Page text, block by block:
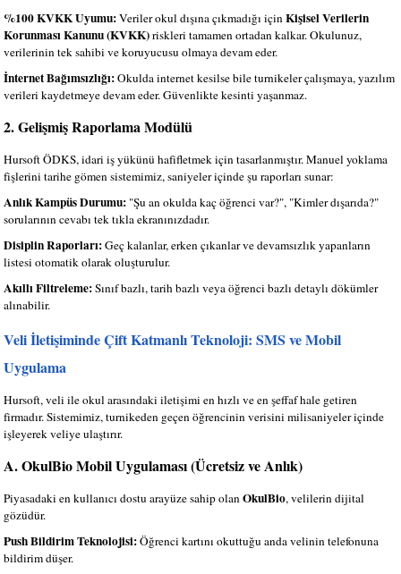
%100 KVKK Uyumu:Veriler okul dışına çıkmadığı içinKişisel Verilerin
Korunması Kanunu (KVKK)riskleri tamamen ortadan kalkar. Okulunuz,
verilerinin tek sahibi ve koruyucusu olmaya devam eder.
İnternet Bağımsızlığı:Okulda internet kesilse bile turnikeler çalışmaya, yazılım
verileri kaydetmeye devam eder. Güvenlikte kesinti yaşanmaz.
2. Gelişmiş Raporlama Modülü
Hursoft ÖDKS, idari iş yükünü hafifletmek için tasarlanmıştır. Manuel yoklama
fişlerini tarihe gömen sistemimiz, saniyeler içinde şu raporları sunar:
Anlık Kampüs Durumu: "Şu an okulda kaç öğrenci var?", "Kimler dışarıda?"
sorularının cevabı tek tıkla ekranınızdadır.
Disiplin Raporları:Geç kalanlar, erken çıkanlar ve devamsızlık yapanların
listesi otomatik olarak oluşturulur.
Akıllı Filtreleme:Sınıf bazlı, tarih bazlı veya öğrenci bazlı detaylı dökümler
alınabilir.
Veli İletişiminde Çift Katmanlı Teknoloji: SMS ve Mobil
Uygulama
Hursoft, veli ile okul arasındaki iletişimi en hızlı ve en şeffaf hale getiren
firmadır. Sistemimiz, turnikeden geçen öğrencinin verisini milisaniyeler içinde
işleyerek veliye ulaştırır.
A. OkulBio Mobil Uygulaması (Ücretsiz ve Anlık)
Piyasadaki en kullanıcı dostu arayüze sahip olanOkulBio, velilerin dijital
gözüdür.
Push Bildirim Teknolojisi:Öğrenci kartını okuttuğu anda velinin telefonuna
bildirim düşer.